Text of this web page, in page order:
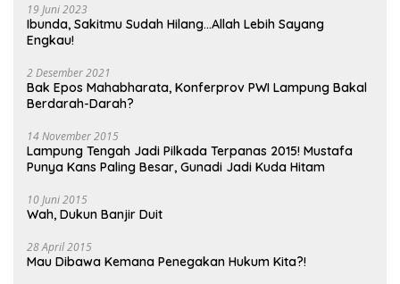
19 Juni 2023
Ibunda, Sakitmu Sudah Hilang…Allah Lebih Sayang
Engkau!
2 Desember 2021
Bak Epos Mahabharata, Konferprov PWI Lampung Bakal
Berdarah-Darah?
14 November 2015
Lampung Tengah Jadi Pilkada Terpanas 2015! Mustafa
Punya Kans Paling Besar, Gunadi Jadi Kuda Hitam
10 Juni 2015
Wah, Dukun Banjir Duit
28 April 2015
Mau Dibawa Kemana Penegakan Hukum Kita?!